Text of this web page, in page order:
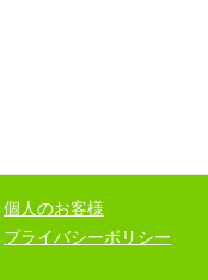
個人のお客様
プライバシーポリシー